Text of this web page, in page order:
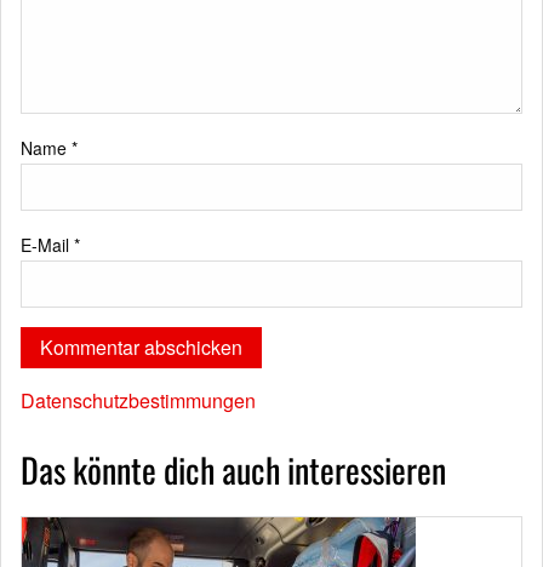
Name *
E-Mail *
Datenschutzbestimmungen
Das könnte dich auch interessieren